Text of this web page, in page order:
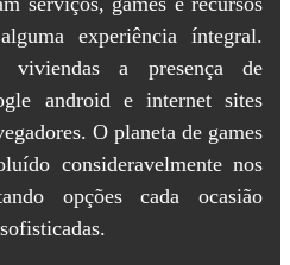
experiência íntegral.
viviendas a presença de
android e internet sites
O planeta de games
consideravelmente nos
opções cada ocasião